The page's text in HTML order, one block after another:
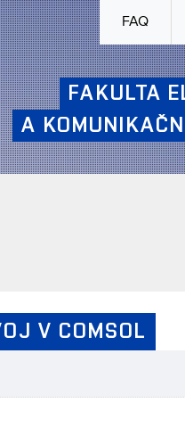
FAQ
FAKULTA
A
V COMSOL